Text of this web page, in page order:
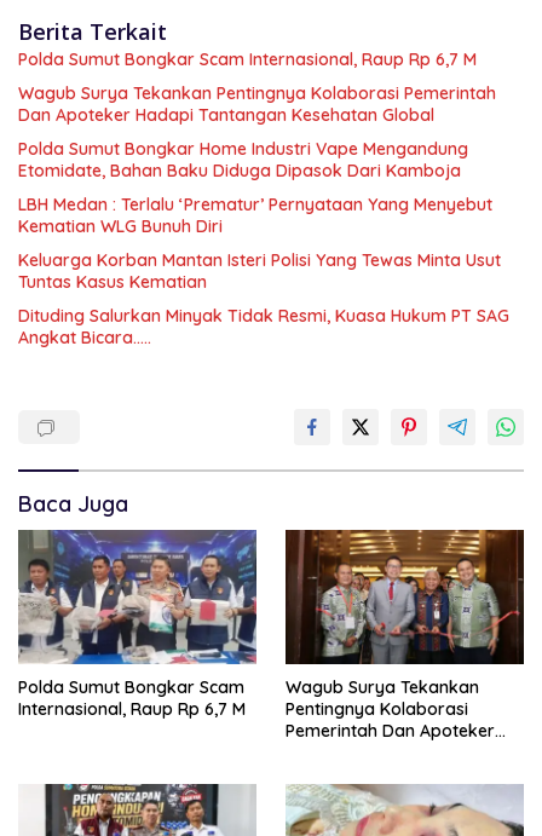
Berita Terkait
Polda Sumut Bongkar Scam Internasional, Raup Rp 6,7 M
Wagub Surya Tekankan Pentingnya Kolaborasi Pemerintah
Dan Apoteker Hadapi Tantangan Kesehatan Global
Polda Sumut Bongkar Home Industri Vape Mengandung
Etomidate, Bahan Baku Diduga Dipasok Dari Kamboja
LBH Medan : Terlalu ‘Prematur’ Pernyataan Yang Menyebut
Kematian WLG Bunuh Diri
Keluarga Korban Mantan Isteri Polisi Yang Tewas Minta Usut
Tuntas Kasus Kematian
Dituding Salurkan Minyak Tidak Resmi, Kuasa Hukum PT SAG
Angkat Bicara…..
Baca Juga
Polda Sumut Bongkar Scam
Internasional, Raup Rp 6,7 M
Wagub Surya Tekankan
Pentingnya Kolaborasi
Pemerintah Dan Apoteker